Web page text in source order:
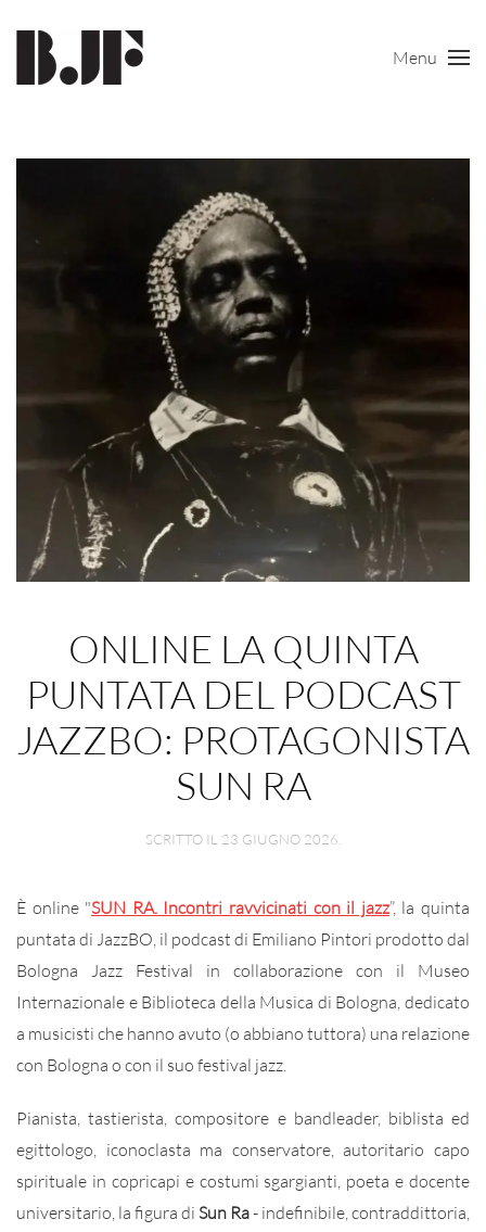
Skip to main content Menu
ONLINE LA QUINTA
PUNTATA DEL PODCAST
JAZZBO: PROTAGONISTA
SUN RA
SCRITTO IL 23 GIUGNO 2026.
È online "SUN RA. Incontri ravvicinati con il jazz”, la quinta
puntata di JazzBO, il podcast di Emiliano Pintori prodotto dal
Bologna Jazz Festival in collaborazione con il Museo
Internazionale e Biblioteca della Musica di Bologna, dedicato
a musicisti che hanno avuto (o abbiano tuttora) una relazione
con Bologna o con il suo festival jazz.
Pianista, tastierista, compositore e bandleader, biblista ed
egittologo, iconoclasta ma conservatore, autoritario capo
spirituale in copricapi e costumi sgargianti, poeta e docente
universitario, la figura di Sun Ra- indefinibile, contraddittoria,